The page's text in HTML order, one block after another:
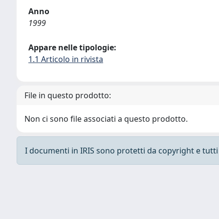
Anno
1999
Appare nelle tipologie:
1.1 Articolo in rivista
File in questo prodotto:
Non ci sono file associati a questo prodotto.
I documenti in IRIS sono protetti da copyright e